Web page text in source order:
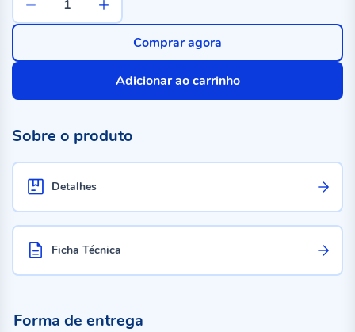
Adicionar ao carrinho
Comprar agora
Sobre o produto
Detalhes
Ficha Técnica
Forma de entrega